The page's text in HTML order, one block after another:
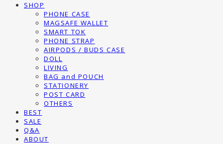
SHOP
PHONE CASE
MAGSAFE WALLET
SMART TOK
PHONE STRAP
AIRPODS / BUDS CASE
DOLL
LIVING
BAG and POUCH
STATIONERY
POST CARD
OTHERS
BEST
SALE
Q&A
ABOUT